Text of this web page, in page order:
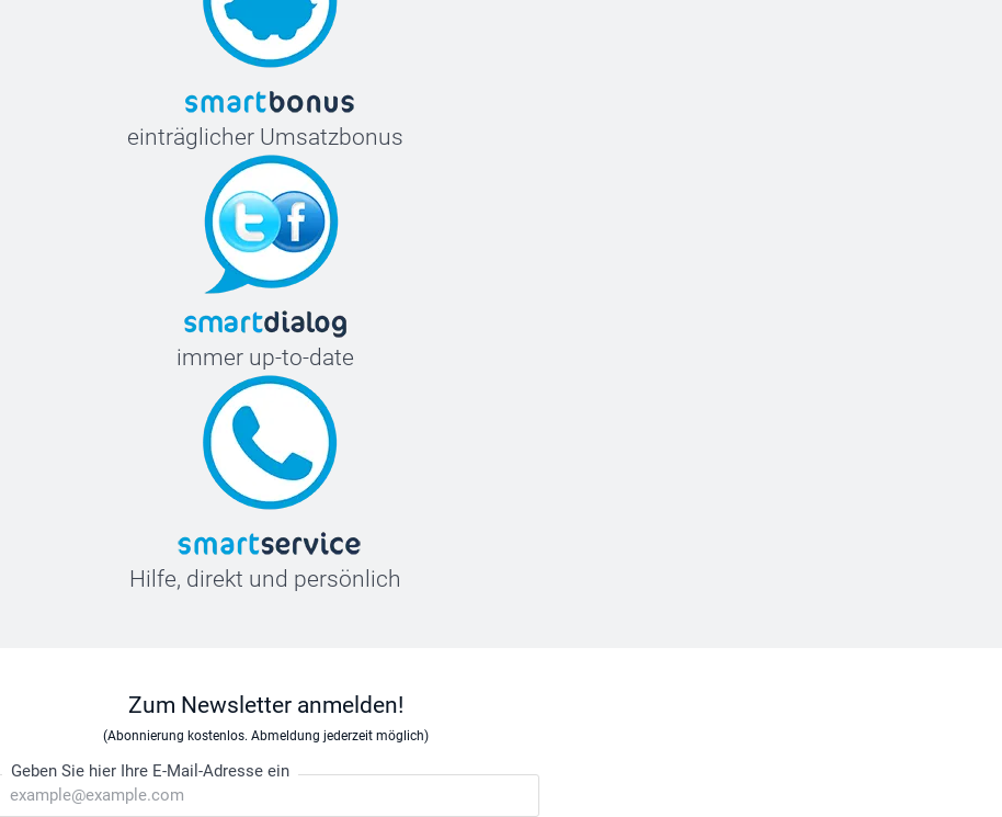
einträglicher Umsatzbonus
immer up-to-date
Hilfe, direkt und persönlich
Zum Newsletter anmelden!
(Abonnierung kostenlos. Abmeldung jederzeit möglich)
Geben Sie hier Ihre E-Mail-Adresse ein